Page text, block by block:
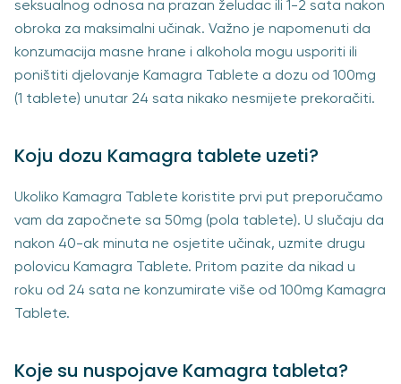
seksualnog odnosa na prazan želudac ili 1-2 sata nakon
obroka za maksimalni učinak. Važno je napomenuti da
konzumacija masne hrane i alkohola mogu usporiti ili
poništiti djelovanje Kamagra Tablete a dozu od 100mg
(1 tablete) unutar 24 sata nikako nesmijete prekoračiti.
Koju dozu Kamagra tablete uzeti?
Ukoliko Kamagra Tablete koristite prvi put preporučamo
vam da započnete sa 50mg (pola tablete). U slučaju da
nakon 40-ak minuta ne osjetite učinak, uzmite drugu
polovicu Kamagra Tablete. Pritom pazite da nikad u
roku od 24 sata ne konzumirate više od 100mg Kamagra
Tablete.
Koje su nuspojave Kamagra tableta?